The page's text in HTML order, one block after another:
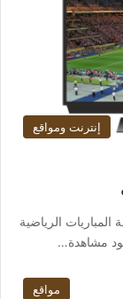
إنترنت ومواقع
المباريات الرياضية
مشاهدة…
مواقع